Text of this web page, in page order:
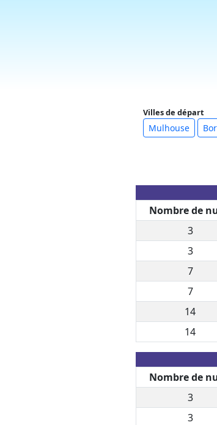
Villes de départ
Mulhouse
Nombre de
3
3
7
7
14
14
Nombre de
3
3